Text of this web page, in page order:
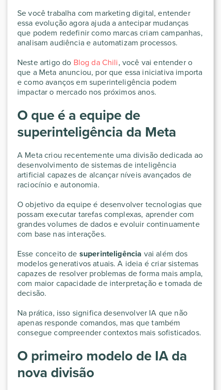
Se você trabalha com marketing digital, entender
essa evolução agora ajuda a antecipar mudanças
que podem redefinir como marcas criam campanhas,
analisam audiência e automatizam processos.
Neste artigo do Blog da Chili, você vai entender o
que a Meta anunciou, por que essa iniciativa importa
e como avanços em superinteligência podem
impactar o mercado nos próximos anos.
O que é a equipe de
superinteligência da Meta
A Meta criou recentemente uma divisão dedicada ao
desenvolvimento de sistemas de inteligência
artificial capazes de alcançar níveis avançados de
raciocínio e autonomia.
O objetivo da equipe é desenvolver tecnologias que
possam executar tarefas complexas, aprender com
grandes volumes de dados e evoluir continuamente
com base nas interações.
Esse conceito de superinteligência vai além dos
modelos generativos atuais. A ideia é criar sistemas
capazes de resolver problemas de forma mais ampla,
com maior capacidade de interpretação e tomada de
decisão.
Na prática, isso significa desenvolver IA que não
apenas responde comandos, mas que também
consegue compreender contextos mais sofisticados.
O primeiro modelo de IA da
nova divisão